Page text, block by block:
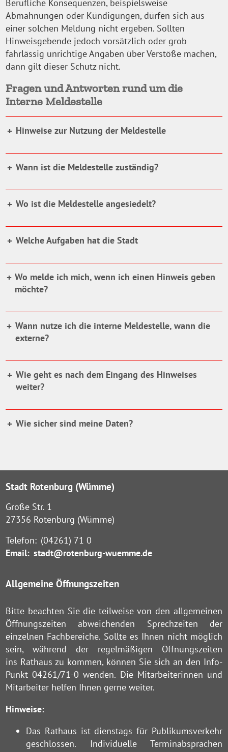
Berufliche Konsequenzen, beispielsweise
Abmahnungen oder Kündigungen, dürfen sich aus
einer solchen Meldung nicht ergeben. Sollten
Hinweisgebende jedoch vorsätzlich oder grob
fahrlässig unrichtige Angaben über Verstöße machen,
dann gilt dieser Schutz nicht.
Fragen und Antworten rund um die
Interne Meldestelle
Hinweise zur Nutzung der Meldestelle
Wann ist die Meldestelle zuständig?
Wo ist die Meldestelle angesiedelt?
Welche Aufgaben hat die Stadt
Wo melde ich mich, wenn ich einen Hinweis geben
möchte?
Wann nutze ich die interne Meldestelle, wann die
externe?
Wie geht es nach dem Eingang des Hinweises
weiter?
Wie sicher sind meine Daten?
Stadt Rotenburg (Wümme)
Große Str. 1
27356 Rotenburg (Wümme)
Telefon: (04261) 71 0
Email: stadt@rotenburg-wuemme.de
Allgemeine Öffnungszeiten
Bitte beachten Sie die teilweise von den allgemeinen
Öffnungszeiten abweichenden Sprechzeiten der
einzelnen Fachbereiche. Sollte es Ihnen nicht möglich
sein, während der regelmäßigen Öffnungszeiten
ins Rathaus zu kommen, können Sie sich an den Info-
Punkt 04261/71-0 wenden. Die Mitarbeiterinnen und
Mitarbeiter helfen Ihnen gerne weiter.
Hinweise:
Das Rathaus ist dienstags für Publikumsverkehr
geschlossen. Individuelle Terminabsprachen